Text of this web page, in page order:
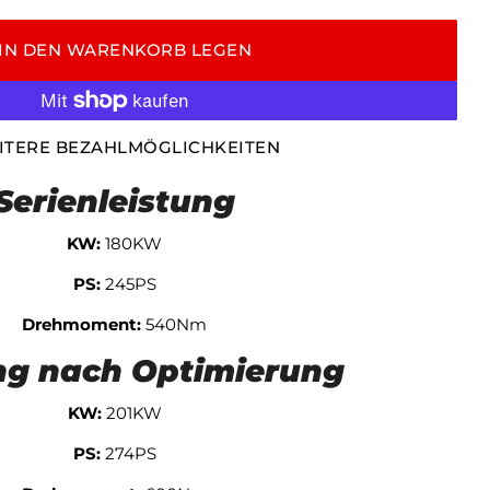
IN DEN WARENKORB LEGEN
BEZAHLMÖGLICHKEITEN
KW: 180KW
PS: 245PS
Drehmoment: 540Nm
nach Optimierung
KW: 201KW
PS: 274PS